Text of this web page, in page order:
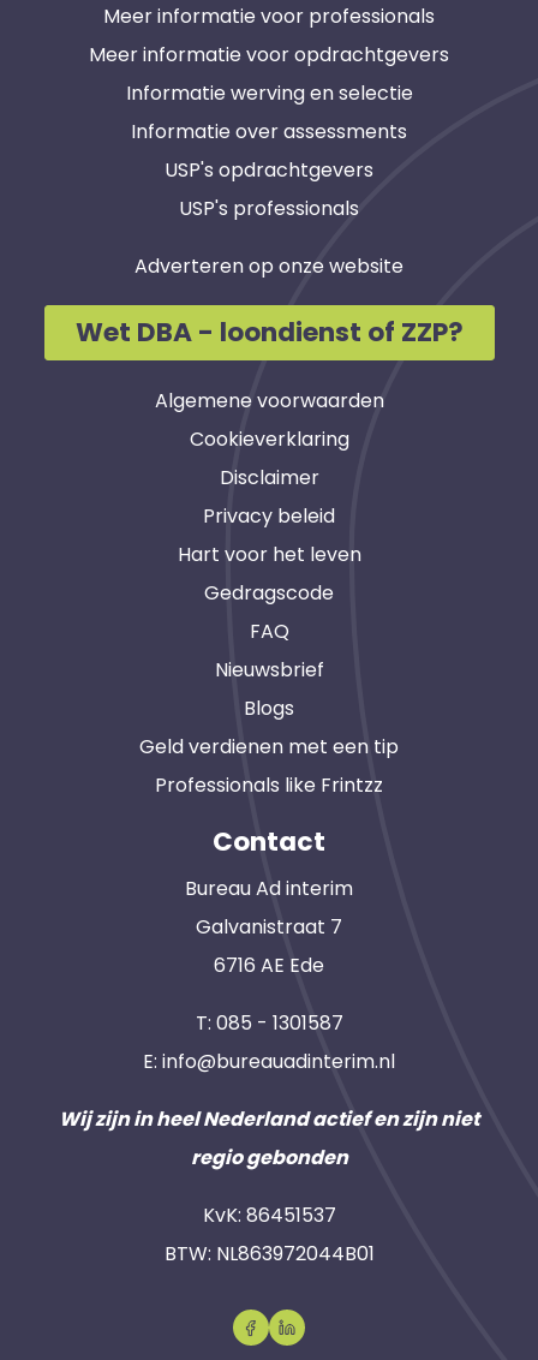
Meer informatie voor professionals
Meer informatie voor opdrachtgevers
Informatie werving en selectie
Informatie over assessments
USP's opdrachtgevers
USP's professionals
Adverteren op onze website
Wet DBA - loondienst of ZZP?
Algemene voorwaarden
Cookieverklaring
Disclaimer
Privacy beleid
Hart voor het leven
Gedragscode
FAQ
Nieuwsbrief
Blogs
Geld verdienen met een tip
Professionals like Frintzz
Contact
Bureau Ad interim
Galvanistraat 7
6716 AE Ede
T: 085 - 1301587
E: info@bureauadinterim.nl
Wij zijn in heel Nederland actief en zijn niet
regio gebonden
KvK: 86451537
BTW: NL863972044B01